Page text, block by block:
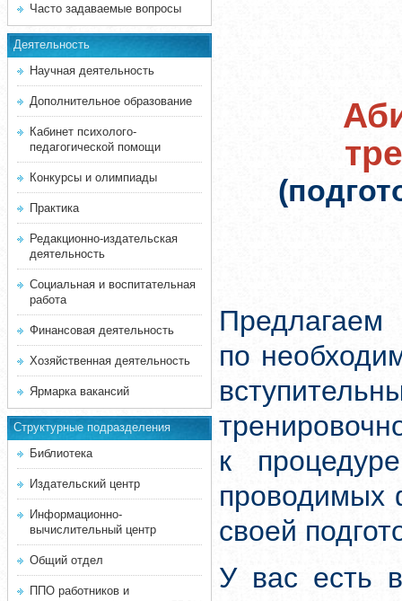
Часто задаваемые вопросы
Деятельность
Научная деятельность
Дополнительное образование
Кабинет психолого-
педагогической помощи
Конкурсы и олимпиады
Практика
Редакционно-издательская
деятельность
Социальная и воспитательная
работа
Финансовая деятельность
Хозяйственная деятельность
Ярмарка вакансий
Структурные подразделения
Библиотека
Издательский центр
Информационно-
вычислительный центр
Общий отдел
ППО работников и
Предлагаем
по
к
проводимых
своей
У вас есть